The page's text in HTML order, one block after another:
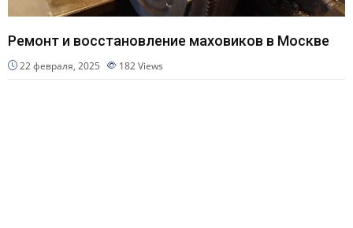
Ремонт и восстановление маховиков в Москве
22 февраля, 2025 182Views